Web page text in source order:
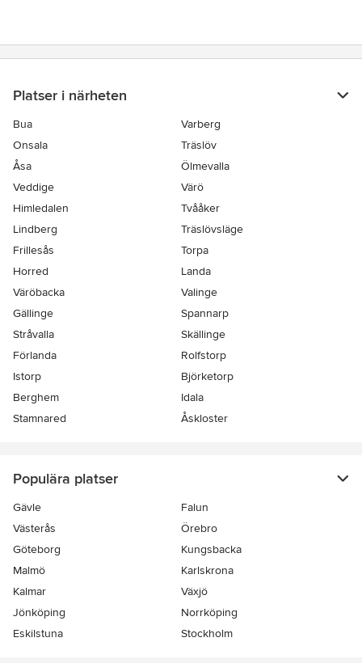
Platser i närheten
Bua
Varberg
Onsala
Träslöv
Åsa
Ölmevalla
Veddige
Värö
Himledalen
Tvååker
Lindberg
Träslövsläge
Frillesås
Torpa
Horred
Landa
Väröbacka
Valinge
Gällinge
Spannarp
Stråvalla
Skällinge
Förlanda
Rolfstorp
Istorp
Björketorp
Berghem
Idala
Stamnared
Åskloster
Populära platser
Gävle
Falun
Västerås
Örebro
Göteborg
Kungsbacka
Malmö
Karlskrona
Kalmar
Växjö
Jönköping
Norrköping
Eskilstuna
Stockholm